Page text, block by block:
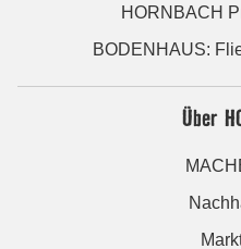
HORNBACH
BODENHAUS:
Über